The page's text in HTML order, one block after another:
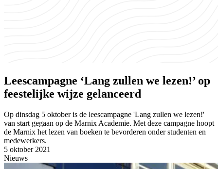
Leescampagne ‘Lang zullen we lezen!’ op
feestelijke wijze gelanceerd
Op dinsdag 5 oktober is de leescampagne 'Lang zullen we lezen!'
van start gegaan op de Marnix Academie. Met deze campagne hoopt
de Marnix het lezen van boeken te bevorderen onder studenten en
medewerkers.
5 oktober 2021
Nieuws